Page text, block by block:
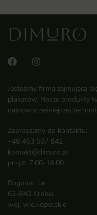
Jesteśmy firmą zajmującą
plakatów. Nasze produkty
najnowocześniejszej
Zapraszamy do kontaktu:
+48 453 507 842
kontakt@dimuro.pl
pn-pt: 7:00-16:00
Rogowo 1a
63-840 Krobia
woj. wielkopolskie